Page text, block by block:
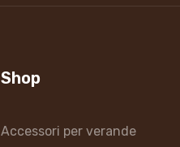
Shop
Accessori per verande